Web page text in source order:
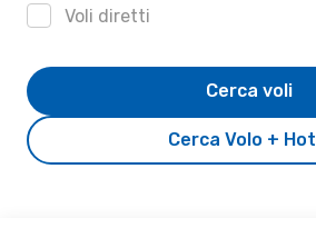
Voli diretti
Cerca Volo +
Cerca voli